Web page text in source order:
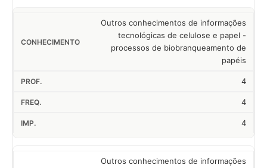
Outros conhecimentos de informações
tecnológicas de celulose e papel -
processos de biobranqueamento de
papéis
4
4
4
Outros conhecimentos de informações